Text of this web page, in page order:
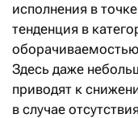
исполнения в
тенденция в
Здесь даже
приводят к
в случае